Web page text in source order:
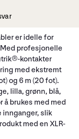
er idelle for
profesjonelle
kontakter
med ekstremt
og 6 m (20 fot).
lilla, grønn, blå,
å brukes med med
innganger, slik
med en XLR-